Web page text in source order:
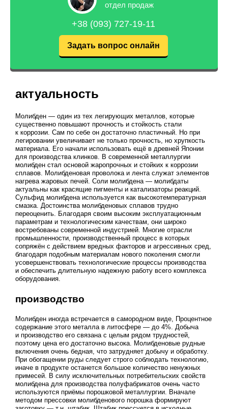
отдел продаж
+38 (093) 727-19-11
Задать вопрос онлайн
актуальность
Молибден — один из тех легирующих металлов, которые
существенно повышают прочность и стойкость стали
к коррозии. Сам по себе он достаточно пластичный. Но при
легировании увеличивает не только прочность, но хрупкость
материала. Его начали использовать ещё в древней Японии
для производства клинков. В современной металлургии
молибден стал основой жаропрочных и стойких к коррозии
сплавов. Молибденовая проволока и лента служат элементов
нагрева жаровых печей. Соли молибдена — молибдаты
актуальны как красящие пигменты и катализаторы реакций.
Сульфид молибдена используется как высокотемпературная
смазка. Достоинства молибденовых сплавов трудно
переоценить. Благодаря своим высоким эксплуатационным
параметрам и технологическим качествам, они широко
востребованы современной индустрией. Многие отрасли
промышленности, производственный процесс в которых
сопряжён с действием вредных факторов и агрессивных сред,
благодаря подобным материалам нового поколения смогли
усовершенствовать технологические процессы производства
и обеспечить длительную надежную работу всего комплекса
оборудования.
производство
Молибден иногда встречается в самородном виде, Процентное
содержание этого металла в литосфере — до 4%. Добыча
и производство его связана с целым рядом трудностей,
поэтому цена его достаточно высока. Молибденовые рудные
включения очень бедная, что затрудняет добычу и обработку.
При обогащении руды следует строго соблюдать технологию,
иначе в продукте останется большое количество ненужных
примесей. В силу исключительных потребительских свойств
молибдена для производства полуфабрикатов очень часто
используются приёмы порошковой металлургии. Вначале
методом прессовки молибденового порошка формируют